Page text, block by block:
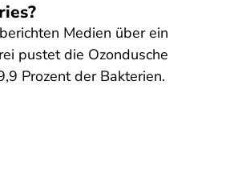
Medien über ein
pustet die Ozondusche
Prozent der Bakterien.